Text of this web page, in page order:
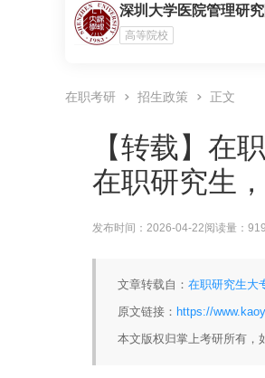
深圳大学医院管理研
高等院校
在职考研 招生政策 正文
【转载】 在
在职研究生
发布时间： 2026-04-22阅读量：
文章转载自： 在职研究生大
原文链接： https://
本文版权归掌上考研所有，